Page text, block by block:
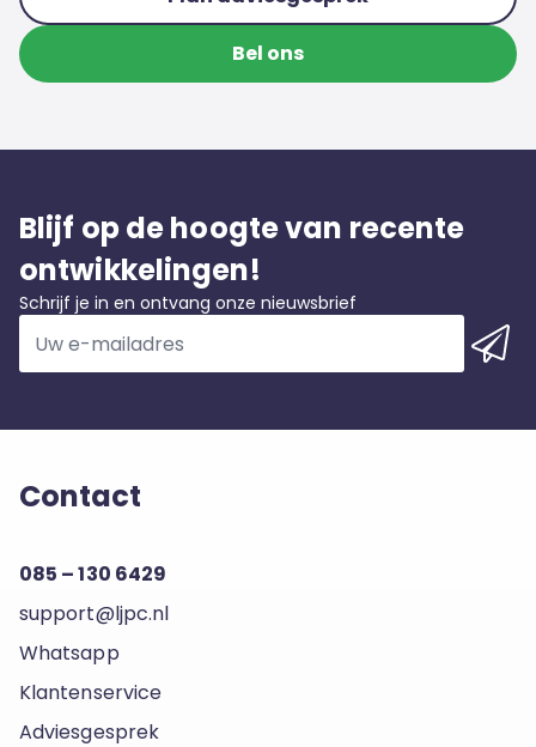
Bel ons
Blijf op de hoogte van recente
ontwikkelingen!
Schrijf je in en ontvang onze nieuwsbrief
Contact
085 – 130 6429
support@ljpc.nl
Whatsapp
Klantenservice
Adviesgesprek